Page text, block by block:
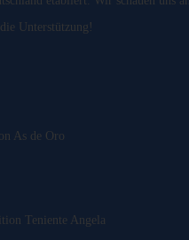
Unterstützung!
As de Oro
Teniente Angela